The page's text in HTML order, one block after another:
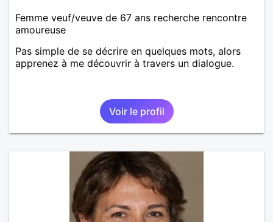
Femme veuf/veuve de 67 ans recherche rencontre
amoureuse
Pas simple de se décrire en quelques mots, alors
apprenez à me découvrir à travers un dialogue.
Voir le profil